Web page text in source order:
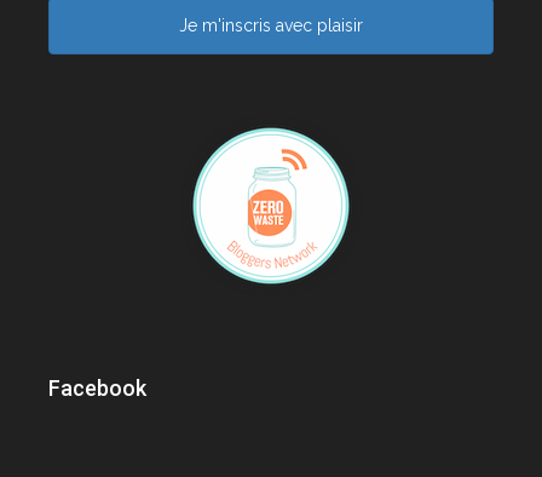
Je m'inscris avec plaisir
Facebook